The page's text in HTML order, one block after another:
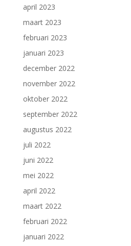
april 2023
maart 2023
februari 2023
januari 2023
december 2022
november 2022
oktober 2022
september 2022
augustus 2022
juli 2022
juni 2022
mei 2022
april 2022
maart 2022
februari 2022
januari 2022